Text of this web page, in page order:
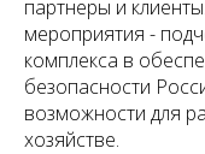
партнеры и
мероприятия -
комплекса в
безопасности
возможности для
хозяйстве.